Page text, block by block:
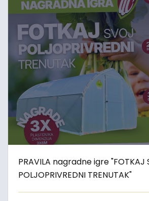
PRAVILA nagradne igre "FOTKAJ
POLJOPRIVREDNI TRENUTAK"